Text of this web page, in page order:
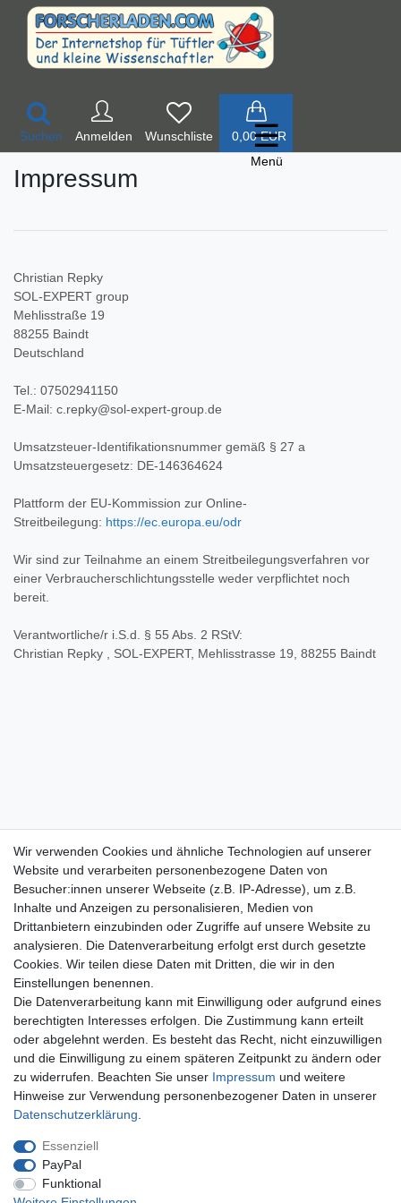
Suchen Anmelden 0,00 EUR
☰
Menü
Vorstellungsvermögen
und Bewegung
entdecken
und Zeit
Impressum
Christian Repky
SOL-EXPERT group
Mehlisstraße 19
88255 Baindt
Deutschland
Tel.: 07502941150
E-Mail: c.repky@sol-expert-group.de
Umsatzsteuer-Identifikationsnummer gemäß § 27 a
Umsatzsteuergesetz: DE-146364624
Plattform der EU-Kommission zur Online-
Streitbeilegung: https://ec.europa.eu/odr
Wir sind zur Teilnahme an einem Streitbeilegungsverfahren vor
einer Verbraucherschlichtungsstelle weder verpflichtet noch
bereit.
Verantwortliche/r i.S.d. § 55 Abs. 2 RStV:
Christian Repky , SOL-EXPERT, Mehlisstrasse 19, 88255 Baindt
Sie haben Fragen? Wir antworten!
Newsletter abonnieren
und keine Angebote verpassen
Schnell & sicher bestellen
SSL-verschlüsselte Zahlungsabwicklung
Mehr über...
Widerrufs­recht
Datenschutz
Impressum
Vertrag widerrufen
Wir verwenden Cookies und ähnliche Technologien auf unserer
Website und verarbeiten personenbezogene Daten von
Besucher:innen unserer Webseite (z.B. IP-Adresse), um z.B.
Inhalte und Anzeigen zu personalisieren, Medien von
Drittanbietern einzubinden oder Zugriffe auf unsere Website zu
analysieren. Die Datenverarbeitung erfolgt erst durch gesetzte
Cookies. Wir teilen diese Daten mit Dritten, die wir in den
Einstellungen benennen.
Die Datenverarbeitung kann mit Einwilligung oder aufgrund eines
berechtigten Interesses erfolgen. Die Zustimmung kann erteilt
oder abgelehnt werden. Es besteht das Recht, nicht einzuwilligen
und die Einwilligung zu einem späteren Zeitpunkt zu ändern oder
zu widerrufen. Beachten Sie unser Impressum und weitere
Hinweise zur Verwendung personenbezogener Daten in unserer
Daten­schutz­erklärung
Essenziell
PayPal
Funktional